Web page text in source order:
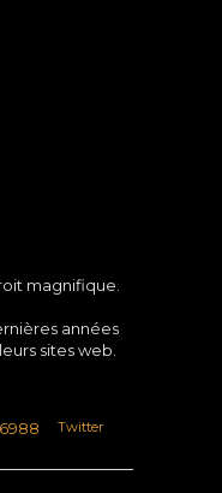
magnifique.
années
sites web.
Twitter